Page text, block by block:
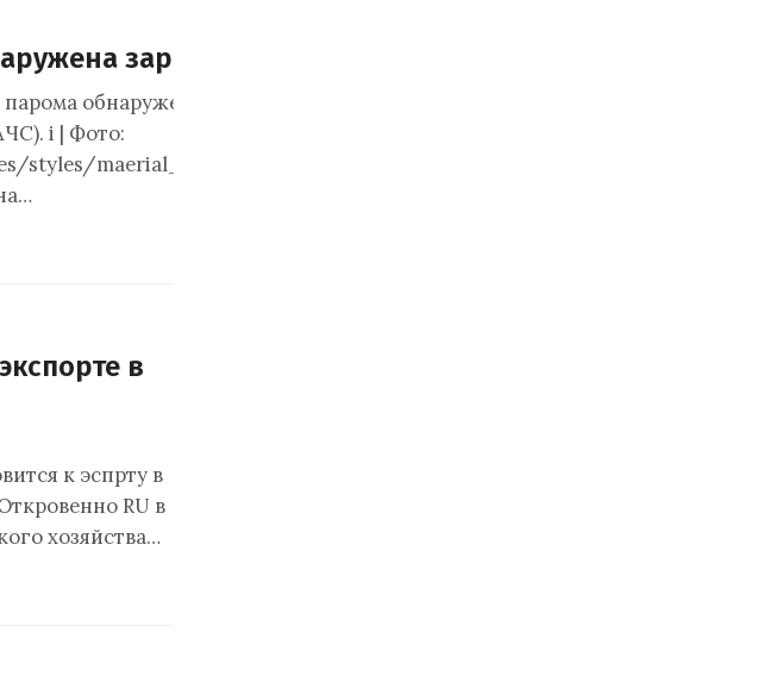
зараженная АЧС колбаса
обнаружена колбаса, произведенная из мяса,
i | Фото:
maerial_image_top/public/chuma_v_uste.jpg?
в
к эспрту в
RU в
хозяйства…